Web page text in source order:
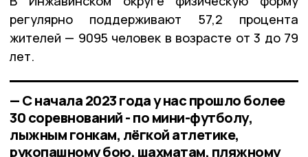
регулярно поддерживают 57,2 процента
жителей — 9095 человек в возрасте от 3 до 79
лет.
— С начала 2023 года у нас прошло более
30 соревнований - по мини-футболу,
лыжным гонкам, лёгкой атлетике,
рукопашному бою, шахматам, пляжному